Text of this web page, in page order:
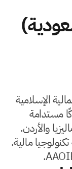
الإسلامية
مستدامة
والأردن.
مالية.